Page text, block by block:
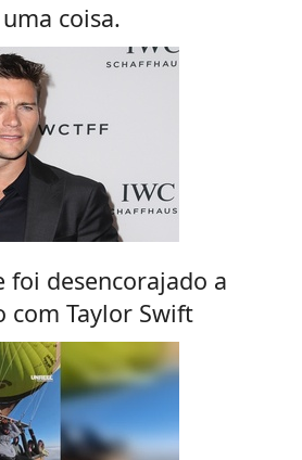
coisa.
desencorajado a
com Taylor Swift